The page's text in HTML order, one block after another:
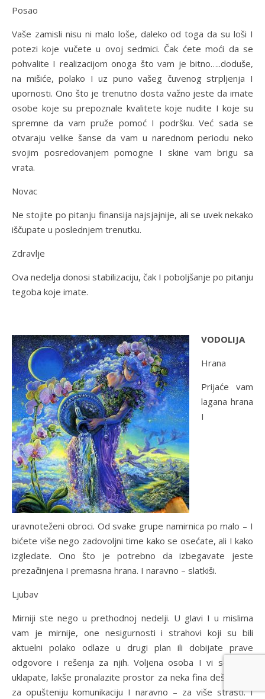
Posao
Vaše zamisli nisu ni malo loše, daleko od toga da su loši I
potezi koje vučete u ovoj sedmici. Čak ćete moći da se
pohvalite I realizacijom onoga što vam je bitno…..doduše,
na mišiće, polako I uz puno vašeg čuvenog strpljenja I
upornosti. Ono što je trenutno dosta važno jeste da imate
osobe koje su prepoznale kvalitete koje nudite I koje su
spremne da vam pruže pomoć I podršku. Već sada se
otvaraju velike šanse da vam u narednom periodu neko
svojim posredovanjem pomogne I skine vam brigu sa
vrata.
Novac
Ne stojite po pitanju finansija najsjajnije, ali se uvek nekako
iščupate u poslednjem trenutku.
Zdravlje
Ova nedelja donosi stabilizaciju, čak I poboljšanje po pitanju
tegoba koje imate.
VODOLIJA
Hrana
Prijaće vam
lagana hrana
I
uravnoteženi obroci. Od svake grupe namirnica po malo – I
bićete više nego zadovoljni time kako se osećate, ali I kako
izgledate. Ono što je potrebno da izbegavate jeste
prezačinjena I premasna hrana. I naravno – slatkiši.
Ljubav
Mirniji ste nego u prethodnoj nedelji. U glavi I u mislima
vam je mirnije, one nesigurnosti i strahovi koji su bili
aktuelni polako odlaze u drugi plan ili dobijate prave
odgovore i rešenja za njih. Voljena osoba I vi se lakše
uklapate, lakše pronalazite prostor za neka fina dešavanja,
za opušteniju komunikaciju I naravno – za više strasti. I